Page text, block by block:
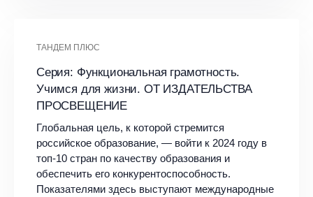
ТАНДЕМ ПЛЮС
Серия: Функциональная грамотность.
Учимся для жизни. ОТ ИЗДАТЕЛЬСТВА
ПРОСВЕЩЕНИЕ
Глобальная цель, к которой стремится
российское образование, — войти к 2024 году в
топ-10 стран по качеству образования и
обеспечить его конкурентоспособность.
Показателями здесь выступают международные